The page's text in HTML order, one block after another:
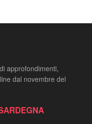
approfondimenti,
dal novembre del